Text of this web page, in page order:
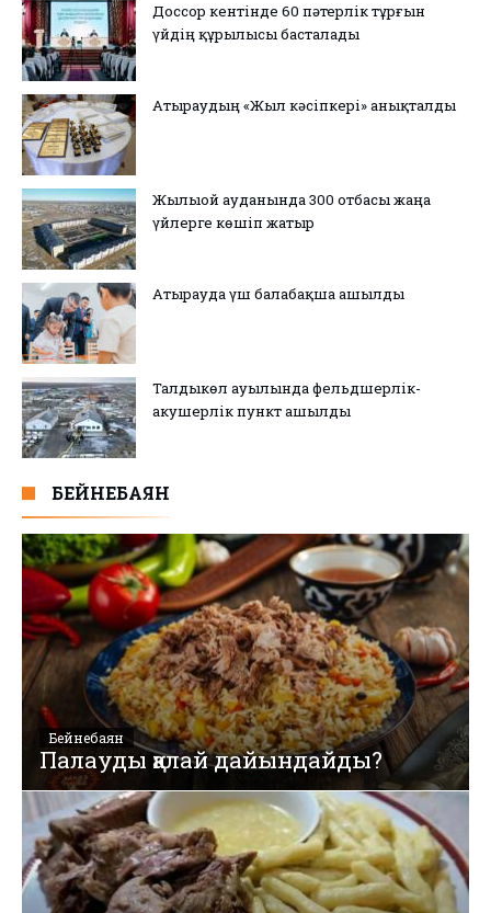
Доссор кентінде 60 пәтерлік тұрғын
үйдің құрылысы басталады
Атыраудың «Жыл кәсіпкері» анықталды
Жылыой ауданында 300 отбасы жаңа
үйлерге көшіп жатыр
Атырауда үш балабақша ашылды
Талдыкөл ауылында фельдшерлік-
акушерлік пункт ашылды
БЕЙНЕБАЯН
Бейнебаян
Палауды қалай дайындайды?